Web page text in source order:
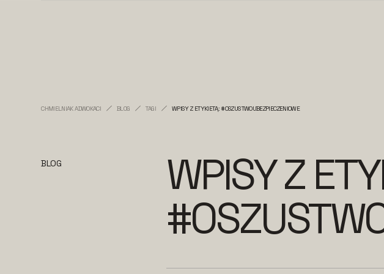
CHMIELNIAK ADWOKACI BLOG TAGI WPISY Z ETYKIETĄ: #OSZUSTWOUBEZPIECZENIOWE
BLOG
WPISY Z